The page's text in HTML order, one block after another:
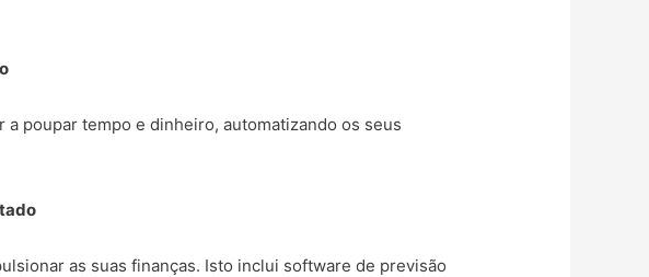
poupar tempo e dinheiro, automatizando os seus
as suas finanças. Isto inclui software de previsão